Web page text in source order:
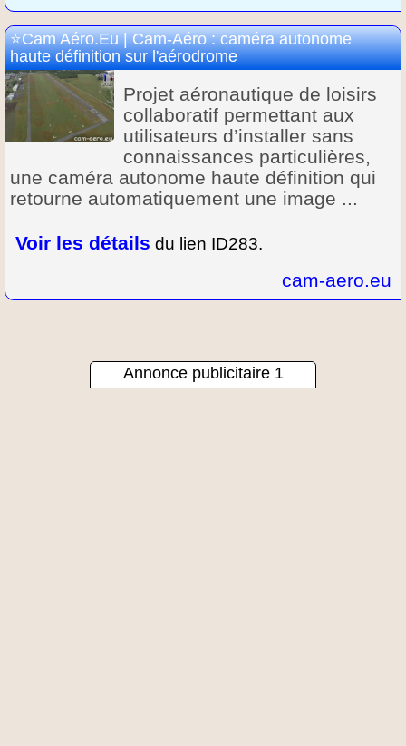
Cam Aéro.Eu | Cam-Aéro : caméra autonome
haute définition sur l'aérodrome
Projet aéronautique de loisirs
collaboratif permettant aux
utilisateurs d’installer sans
connaissances particulières,
une caméra autonome haute définition qui
retourne automatiquement une image ...
Voir les détails du lien ID283.
cam-aero.eu
Annonce publicitaire 1